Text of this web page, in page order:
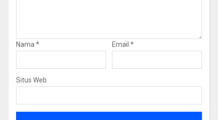
Nama * Email *
Situs Web